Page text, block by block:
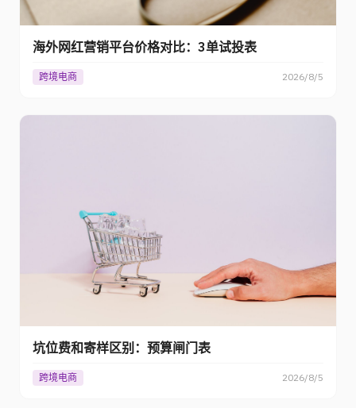
海外网红营销平台价格对比：3单试投表
跨境电商 2026/8/5
坑位费和寄样区别：预算闸门表
跨境电商 2026/8/5